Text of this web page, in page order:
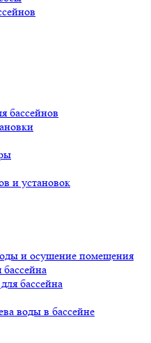
бассейнов
и установок
и осушение помещения
бассейна
воды в бассейне